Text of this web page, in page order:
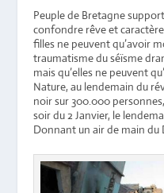
Peuple de Bretagne
confondre rêve et
filles ne peuvent qu’avoir
traumatisme du séïsme
mais qu’elles ne peuvent
Nature, au lendemain du
noir sur 300.000
soir du 2 Janvier, le
Donnant un air de main du